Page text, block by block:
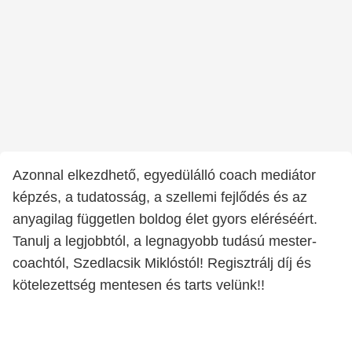
Azonnal elkezdhető, egyedülálló coach mediátor
képzés, a tudatosság, a szellemi fejlődés és az
anyagilag független boldog élet gyors eléréséért.
Tanulj a legjobbtól, a legnagyobb tudású mester-
coachtól, Szedlacsik Miklóstól! Regisztrálj díj és
kötelezettség mentesen és tarts velünk!!